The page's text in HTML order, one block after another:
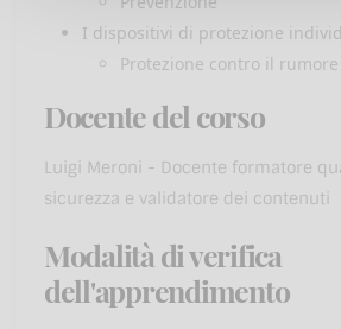
I dispositivi di protezione
Protezione contro il rumore
Docente del corso
Luigi Meroni - Docente formatore
sicurezza e validatore dei contenuti
Modalità di verifica
dell'apprendimento